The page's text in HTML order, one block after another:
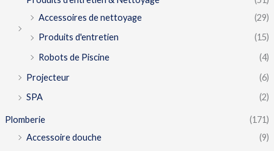
Accessoires de nettoyage
(29)
Produits d'entretien
(15)
Robots de Piscine
(4)
Projecteur
(6)
SPA
(2)
Plomberie
(171)
Accessoire douche
(9)